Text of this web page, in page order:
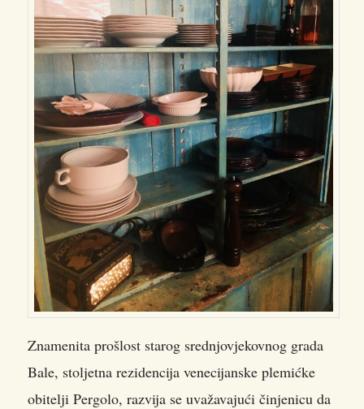
Znamenita prošlost starog srednjovjekovnog grada
Bale, stoljetna rezidencija venecijanske plemićke
obitelji Pergolo, razvija se uvažavajući činjenicu da